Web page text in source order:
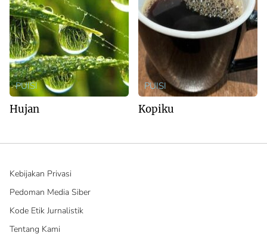
PUISI
Hujan
PUISI
Kopiku
Kebijakan Privasi
Pedoman Media Siber
Kode Etik Jurnalistik
Tentang Kami